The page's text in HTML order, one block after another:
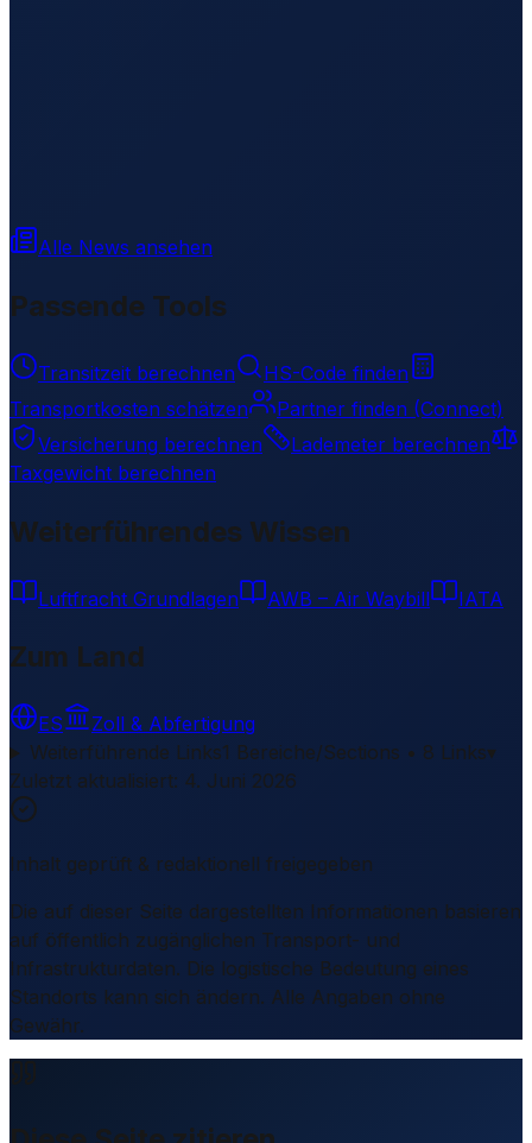
Alle News ansehen
Passende Tools
Transitzeit berechnen
HS-Code finden
Transportkosten schätzen
Partner finden (Connect)
Versicherung berechnen
Lademeter berechnen
Taxgewicht berechnen
Weiterführendes Wissen
Luftfracht Grundlagen AWB – Air Waybill IATA
Zum Land
ES
Zoll & Abfertigung
Weiterführende Links1 Bereiche/Sections • 8 Links▾
Zuletzt aktualisiert: 4. Juni 2026
Inhalt geprüft & redaktionell freigegeben
Die auf dieser Seite dargestellten Informationen basieren
auf öffentlich zugänglichen Transport- und
Infrastrukturdaten. Die logistische Bedeutung eines
Standorts kann sich ändern. Alle Angaben ohne
Gewähr.